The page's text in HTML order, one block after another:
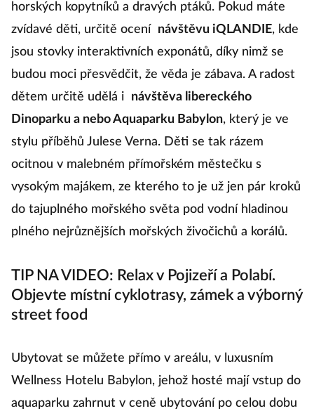
horských kopytníků a dravých ptáků. Pokud máte
zvídavé děti, určitě ocení
návštěvu iQLANDIE, kde
jsou stovky interaktivních exponátů, díky nimž se
budou moci přesvědčit, že věda je zábava. A radost
dětem určitě udělá i
návštěva libereckého
Dinoparku a nebo Aquaparku Babylon, který je ve
stylu příběhů Julese Verna. Děti se tak rázem
ocitnou v malebném přímořském městečku s
vysokým majákem, ze kterého to je už jen pár kroků
do tajuplného mořského světa pod vodní hladinou
plného nejrůznějších mořských živočichů a korálů.
TIP NA VIDEO: Relax v Pojizeří a Polabí.
Objevte místní cyklotrasy, zámek a výborný
street food
Ubytovat se můžete přímo v areálu, v luxusním
Wellness Hotelu Babylon, jehož hosté mají vstup do
aquaparku zahrnut v ceně ubytování po celou dobu